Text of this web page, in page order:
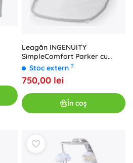
Leagăn INGENUITY
SimpleComfort Parker cu
muzică și alimentare USB, 0–9
Stoc extern ?
750,00 lei
În coș